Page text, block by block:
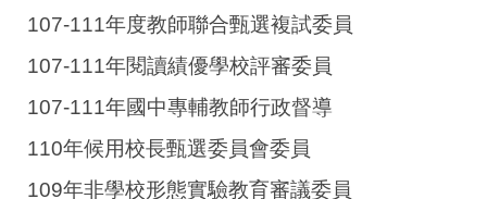
107-111年度教師聯合甄選複試委員
107-111年閱讀績優學校評審委員
107-111年國中專輔教師行政督導
110年候用校長甄選委員會委員
109年非學校形態實驗教育審議委員